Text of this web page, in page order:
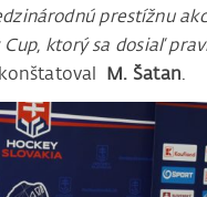
prestížnu
ktorý sa dosiaľ
M. Šatan.